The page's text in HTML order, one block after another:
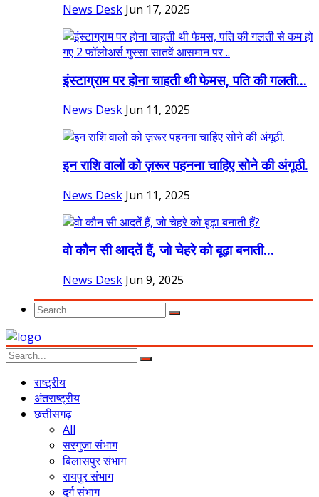
News Desk Jun 17, 2025
इंस्टाग्राम पर होना चाहती थी फेमस, पति की गलती...
News Desk Jun 11, 2025
इन राशि वालों को ज़रूर पहनना चाहिए सोने की अंगूठी.
News Desk Jun 11, 2025
वो कौन सी आदतें हैं, जो चेहरे को बूढ़ा बनाती...
News Desk Jun 9, 2025
राष्ट्रीय
अंतराष्ट्रीय
छत्तीसगढ़
All
सरगुजा संभाग
बिलासपुर संभाग
रायपुर संभाग
दुर्ग संभाग